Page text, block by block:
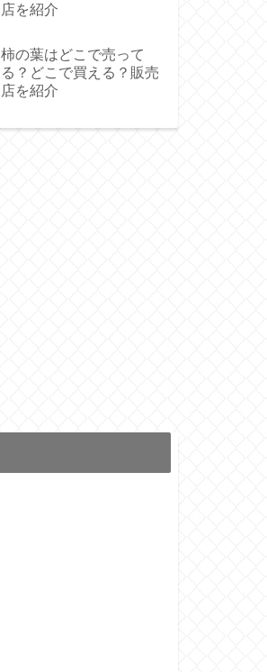
店を紹介
柿の葉はどこで売って
る？どこで買える？販売
店を紹介